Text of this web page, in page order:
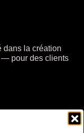
dans la création
— pour des clients